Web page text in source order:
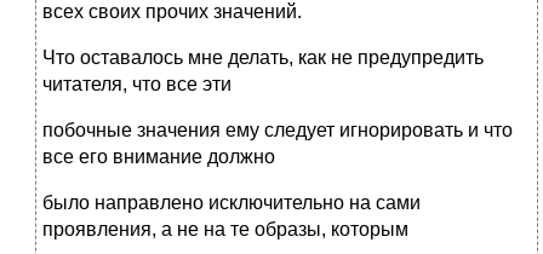
всех своих прочих значений.
Что оставалось мне делать, как не предупредить
читателя, что все эти
побочные значения ему следует игнорировать и что
все его внимание должно
было направлено исключительно на сами
проявления, а не на те образы, которым